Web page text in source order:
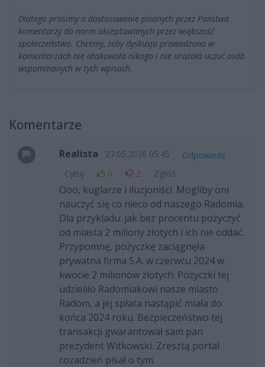
Dlatego prosimy o dostosowanie pisanych przez Państwa
komentarzy do norm akceptowanych przez większość
społeczeństwa. Chcemy, żeby dyskusja prowadzona w
komentarzach nie atakowała nikogo i nie urażała uczuć osób
wspominanych w tych wpisach.
Komentarze
Realista 27.05.2026 05:45
Odpowiedz
Cytuj
0 2 Zgłoś
Ooo, kuglarze i iluzjoniści. Mogliby oni
nauczyć się co nieco od naszego Radomia.
Dla przykladu: jak bez procentu pożyczyć
od miasta 2 miliony złotych i ich nie oddać.
Przypomnę, pożyczkę zaciągnęła
prywatna firma S.A. w czerwcu 2024 w
kwocie 2 milionów złotych. Pożyczki tej
udzieliło Radomiakowi nasze miasto
Radom, a jej spłata nastąpić miała do
końca 2024 roku. Bezpieczeństwo tej
transakcji gwarantował sam pan
prezydent Witkowski. Zresztą portal
cozadzień pisał o tym.